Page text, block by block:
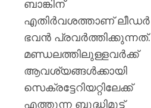
ബാങ്കിന്
എതിർവശത്താണ് ലീഡർ
ഭവൻ പ്രവർത്തിക്കുന്നത്.
മണ്ഡലത്തിലുള്ളവർക്ക്
ആവശ്യങ്ങൾക്കായി
സെക്രട്ടേറിയറ്റിലേക്ക്
എത്തുന്ന ബുദ്ധിമുട്ട്